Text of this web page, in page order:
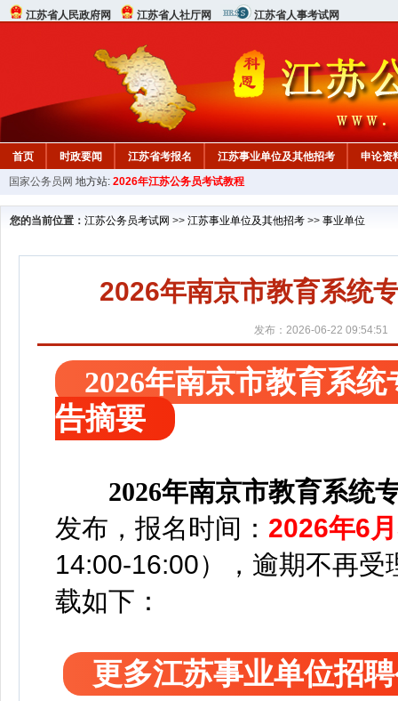
江苏省人民政府网 江苏省人社厅网 江苏省人事考试网
首页 时政要闻 江苏省考报名 江苏事业单位及其他招考
申论资
国家公务员网 地方站: 2026年江苏公务员考试教程
您的当前位置： 江苏公务员考试网 >> 江苏事业单位及其他招考 >> 事业单位
2026年南京市教育系统
发布：2026-06-22 09:54:51
2026年南京市教育系
告摘要
2026年南京市教育系统
发布， 报名时间： 2026年6
14:00-16:00），逾期不再受
载如下：
更多江苏事业单位招